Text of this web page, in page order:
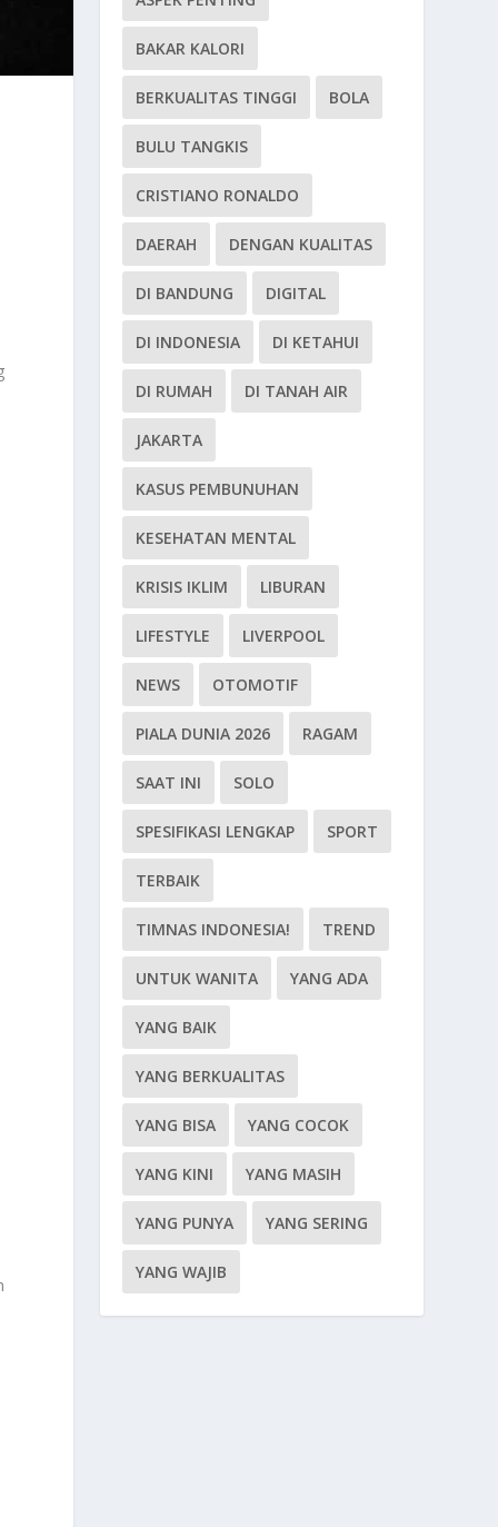
BAKAR KALORI
BERKUALITAS TINGGI BOLA
BULU TANGKIS
CRISTIANO RONALDO
DAERAH DENGAN KUALITAS
DI BANDUNG DIGITAL
DI INDONESIA DI KETAHUI
DI RUMAH DI TANAH AIR
JAKARTA
KASUS PEMBUNUHAN
KESEHATAN MENTAL
KRISIS IKLIM LIBURAN
LIFESTYLE LIVERPOOL
NEWS OTOMOTIF
PIALA DUNIA 2026 RAGAM
SAAT INI SOLO
SPESIFIKASI LENGKAP SPORT
TERBAIK
TIMNAS INDONESIA! TREND
UNTUK WANITA YANG ADA
YANG BAIK
YANG BERKUALITAS
YANG BISA YANG COCOK
YANG KINI YANG MASIH
YANG PUNYA YANG SERING
YANG WAJIB